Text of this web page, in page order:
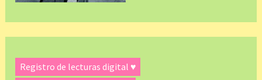
Registro de lecturas digital ♥